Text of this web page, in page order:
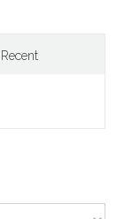
Recent